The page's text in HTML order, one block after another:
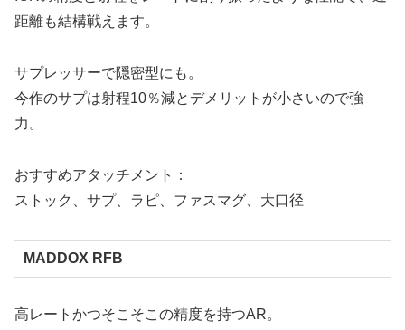
距離も結構戦えます。
サプレッサーで隠密型にも。
今作のサプは射程10％減とデメリットが小さいので強
力。
おすすめアタッチメント：
ストック、サプ、ラピ、ファスマグ、大口径
MADDOX RFB
高レートかつそこそこの精度を持つAR。